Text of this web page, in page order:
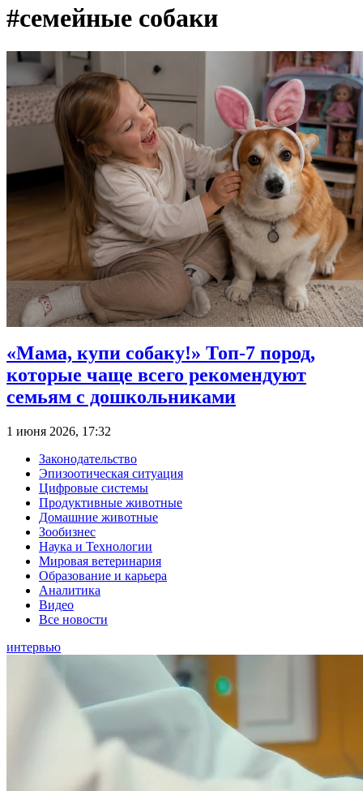
#семейные собаки
«Мама, купи собаку!» Топ-7 пород,
которые чаще всего рекомендуют
семьям с дошкольниками
1 июня 2026, 17:32
Законодательство
Эпизоотическая ситуация
Цифровые системы
Продуктивные животные
Домашние животные
Зообизнес
Наука и Технологии
Мировая ветеринария
Образование и карьера
Аналитика
Видео
Все новости
интервью